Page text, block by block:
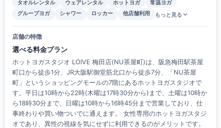
タオルレンタル ウェアレンタル ホットヨガ
常温ヨガ
グループヨガ
シャワー ロッカー 他店舗利用 もっと見る
店舗の特徴
選べる料金プラン
ホットヨガスタジオ LOIVE 梅田店(NU茶屋町)は、阪急梅田駅茶屋
町口から徒歩1分、JR大阪駅御堂筋北口から徒歩7分、「NU茶屋
町」というショッピングモールの7階にあるホットヨガスタジオで
す。平日は10時から22時(木曜は17時30分から)まで、土曜は10時か
ら18時30分まで、日曜は10時から16時45分まで営業しており、仕
事終わりや買い物ついでに通えます。 女性専用のホットヨガスタジ
オであり、異性の視線を気にせずに利用できるのがメリットです。